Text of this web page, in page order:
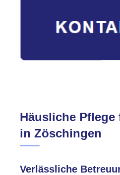
Häusliche Pflege
in Zöschingen
Verlässliche